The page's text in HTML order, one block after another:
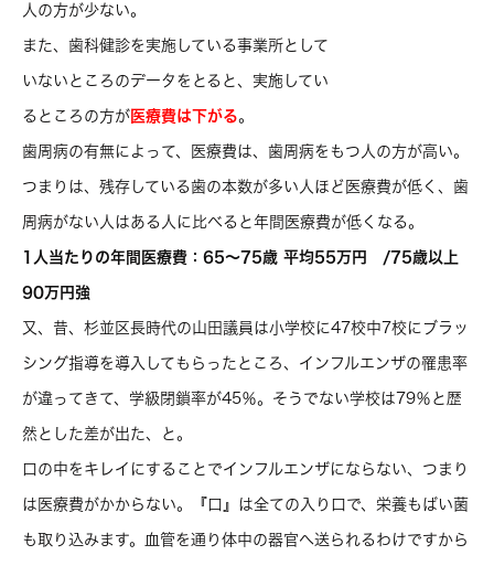
人の方が少ない。
また、歯科健診を実施している事業所として
いないところのデータをとると、実施してい
るところの方が 医療費は下がる。
歯周病の有無によって、医療費は、歯周病をもつ人の方が高い。
つまりは、残存している歯の本数が多い人ほど医療費が低く、歯
周病がない人はある人に比べると年間医療費が低くなる。
1人当たりの年間医療費：65～75歳 平均55万円 /75歳以上
90万円強
又、昔、杉並区長時代の山田議員は小学校に47校中7校にブラッ
シング指導を導入してもらったところ、インフルエンザの罹患率
が違ってきて、学級閉鎖率が45％。そうでない学校は79％と歴
然とした差が出た、と。
口の中をキレイにすることでインフルエンザにならない、つまり
は医療費がかからない。『口』は全ての入り口で、栄養もばい菌
も取り込みます。血管を通り体中の器官へ送られるわけですから